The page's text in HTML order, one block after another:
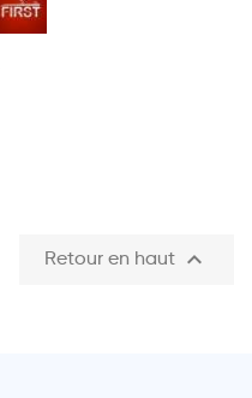
Retour en haut 